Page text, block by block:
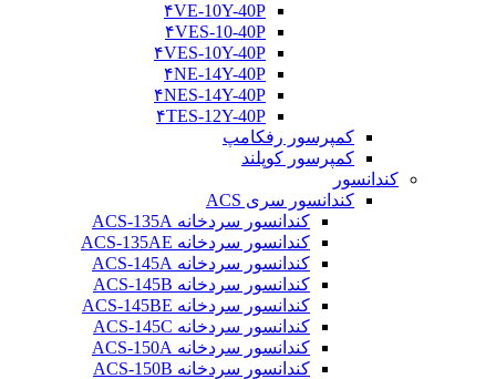
۴VE-10Y-40P
۴VES-10-40P
۴VES-10Y-40P
۴NE-14Y-40P
۴NES-14Y-40P
۴TES-12Y-40P
کمپرسور رفکامپ
کمپرسور کوپلند
کندانسور
کندانسور سری ACS
کندانسور سردخانه ACS-135A
کندانسور سردخانه ACS-135AE
کندانسور سردخانه ACS-145A
کندانسور سردخانه ACS-145B
کندانسور سردخانه ACS-145BE
کندانسور سردخانه ACS-145C
کندانسور سردخانه ACS-150A
کندانسور سردخانه ACS-150B